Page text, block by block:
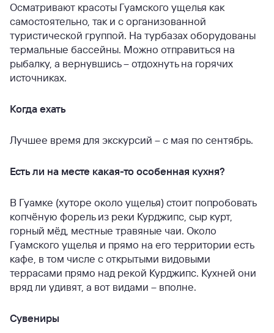
Осматривают красоты Гуамского ущелья как
самостоятельно, так и с организованной
туристической группой. На турбазах оборудованы
термальные бассейны. Можно отправиться на
рыбалку, а вернувшись – отдохнуть на горячих
источниках.
Когда ехать
Лучшее время для экскурсий – с мая по сентябрь.
Есть ли на месте какая-то особенная кухня?
В Гуамке (хуторе около ущелья) стоит попробовать
копчёную форель из реки Курджипс, сыр курт,
горный мёд, местные травяные чаи. Около
Гуамского ущелья и прямо на его территории есть
кафе, в том числе с открытыми видовыми
террасами прямо над рекой Курджипс. Кухней они
вряд ли удивят, а вот видами – вполне.
Сувениры